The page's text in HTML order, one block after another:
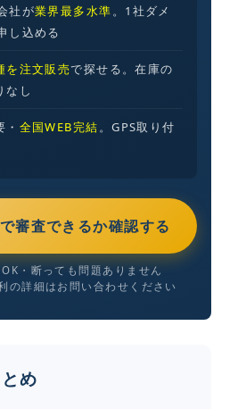
社が業界最多水準。1社ダメ
し込める
を注文販売で探せる。在庫の
なし
全国WEB完結。GPS取り付
審査できるか確認する
・断っても問題ありません
の詳細はお問い合わせください
め